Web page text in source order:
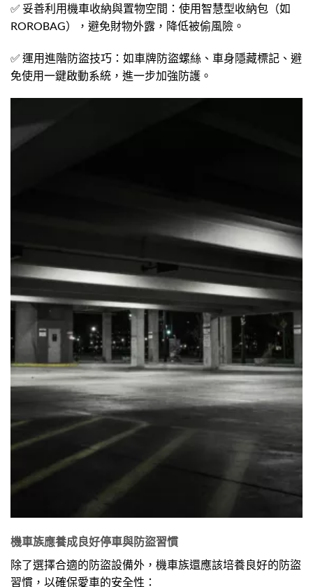
✅ 妥善利用機車收納與置物空間：使用智慧型收納包（如
ROROBAG），避免財物外露，降低被偷風險。
✅ 運用進階防盜技巧：如車牌防盜螺絲、車身隱藏標記、避
免使用一鍵啟動系統，進一步加強防護。
機車族應養成良好停車與防盜習慣
除了選擇合適的防盜設備外，機車族還應該培養良好的防盜
習慣，以確保愛車的安全性：